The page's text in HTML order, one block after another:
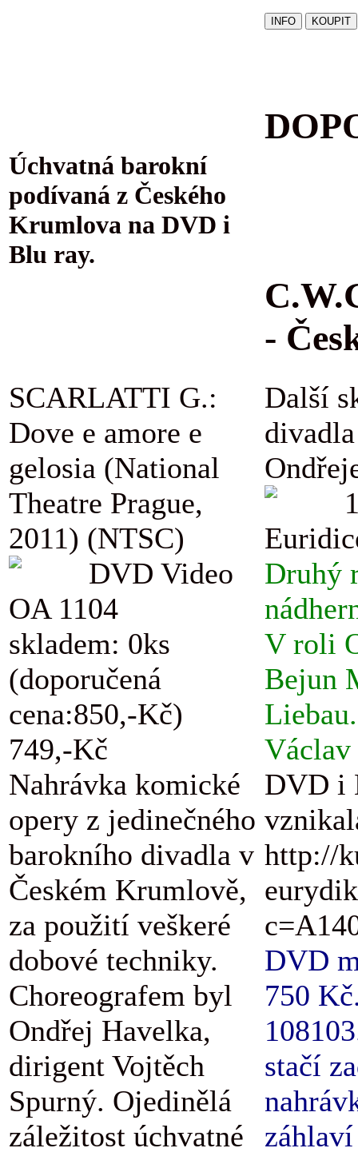
Úchvatná barokní
podívaná z Českého
Krumlova na DVD i
Blu ray.
-
SCARLATTI G.:
Dove e amore e
gelosia (National
Theatre Prague,
2011) (NTSC)
DVD Video
OA 1104
skladem: 0ks
(doporučená
cena:850,-Kč)
749,-Kč
Nahrávka komické
opery z jedinečného
barokního divadla v
Českém Krumlově,
za použití veškeré
dobové techniky.
Choreografem byl
Ondřej Havelka,
dirigent Vojtěch
Spurný. Ojedinělá
záležitost úchvatné
Další
Druhý
V roli
Bejun
DVD i
http://
DVD
750
stačí